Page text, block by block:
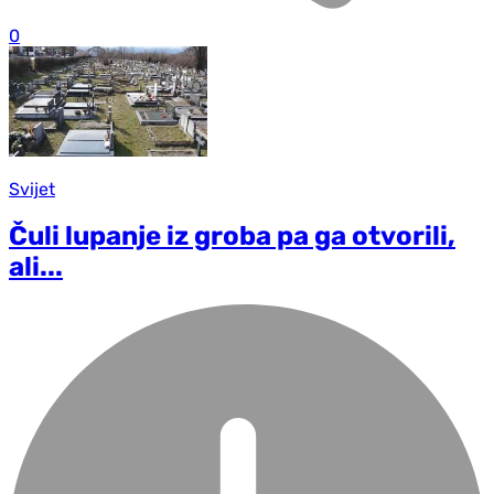
0
Svijet
Čuli lupanje iz groba pa ga otvorili,
ali...